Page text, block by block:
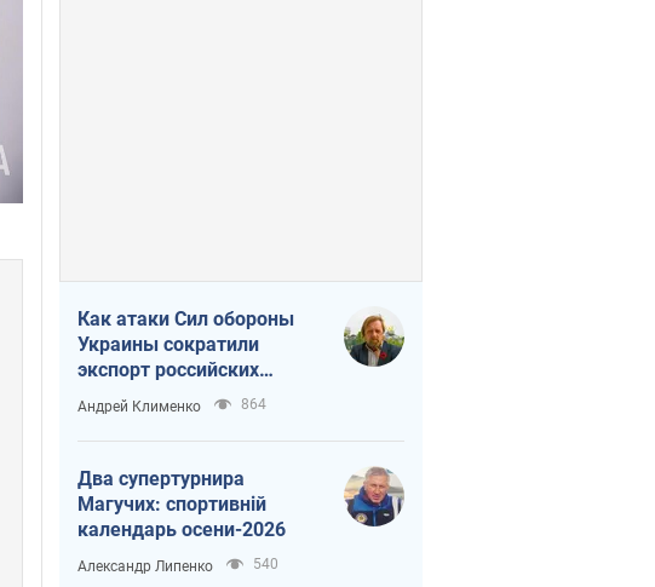
Как атаки Сил обороны
Украины сократили
экспорт российских
нефтепродуктов
Андрей Клименко 864
Два супертурнира
Магучих: спортивній
календарь осени-2026
Александр Липенко 540